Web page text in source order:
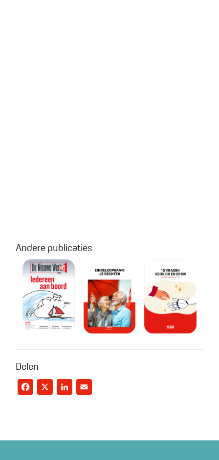
Andere publicaties
De Nieuwe Werker #4 2026Eindeloopbaan: je rechten
Brochure AI :
Delen
Facebook
X LinkedIn